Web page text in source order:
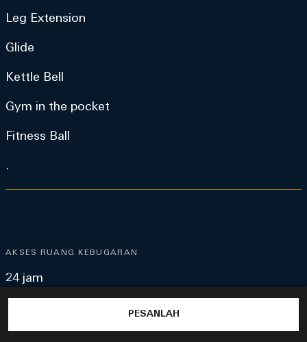
PESANLAH
Leg Extension
Glide
Kettle Bell
Gym in the pocket
Fitness Ball
.
AKSES RUANG KEBUGARAN
24 jam
* Masuk Ruang Kebugaran dengan kunci kamar